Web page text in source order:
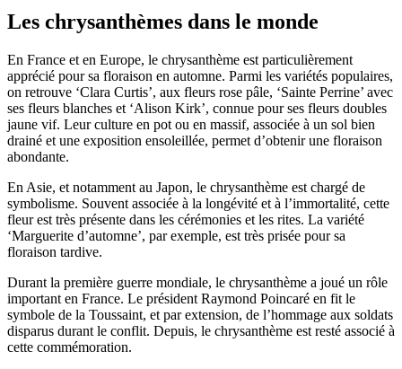
Les chrysanthèmes dans le monde
En France et en Europe, le chrysanthème est particulièrement
apprécié pour sa floraison en automne. Parmi les variétés populaires,
on retrouve ‘Clara Curtis’, aux fleurs rose pâle, ‘Sainte Perrine’ avec
ses fleurs blanches et ‘Alison Kirk’, connue pour ses fleurs doubles
jaune vif. Leur culture en pot ou en massif, associée à un sol bien
drainé et une exposition ensoleillée, permet d’obtenir une floraison
abondante.
En Asie, et notamment au Japon, le chrysanthème est chargé de
symbolisme. Souvent associée à la longévité et à l’immortalité, cette
fleur est très présente dans les cérémonies et les rites. La variété
‘Marguerite d’automne’, par exemple, est très prisée pour sa
floraison tardive.
Durant la première guerre mondiale, le chrysanthème a joué un rôle
important en France. Le président Raymond Poincaré en fit le
symbole de la Toussaint, et par extension, de l’hommage aux soldats
disparus durant le conflit. Depuis, le chrysanthème est resté associé à
cette commémoration.